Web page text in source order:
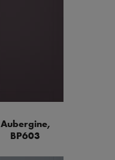
Aubergine,
BP603